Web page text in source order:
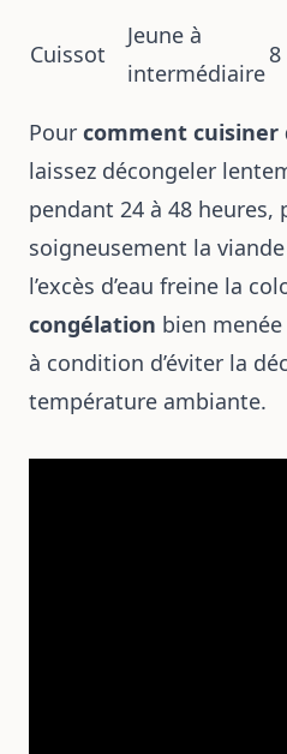
Cuissot
Jeune à
intermédiaire
8
Pour comment cuisiner
laissez décongeler
pendant 24 à 48 heures,
soigneusement la
l’excès d’eau freine la
congélation bien
à condition d’éviter la
température ambiante.